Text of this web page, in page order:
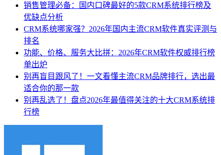
销售管理必备：国内口碑最好的5款CRM系统排行榜及
优缺点分析
CRM系统哪家强？2026年国内主流CRM软件真实评测与
排名
功能、价格、服务大比拼：2026年CRM软件权威排行榜
单出炉
别再盲目跟风了！一文看懂主流CRM品牌排行，选出最
适合你的那一款
别再乱选了！盘点2026年最值得关注的十大CRM系统排
行榜